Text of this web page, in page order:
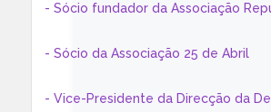
- Sócio fundador da Associação
- Sócio da Associação 25 de Abril
- Vice-Presidente da Direcção da